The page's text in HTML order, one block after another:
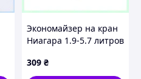
Экономайзер на кран
Ниагара 1.9-5.7 литров
309 ₴